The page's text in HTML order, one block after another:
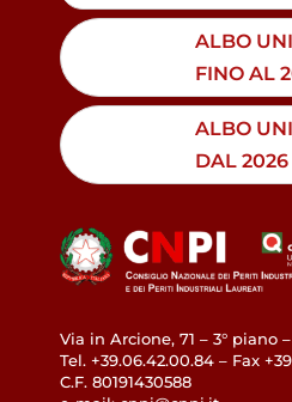
ALBO
FINO AL
ALBO
DAL 2026
Via in Arcione, 71 – 3° piano
Tel. +39.06.42.00.84 – Fax
C.F. 80191430588